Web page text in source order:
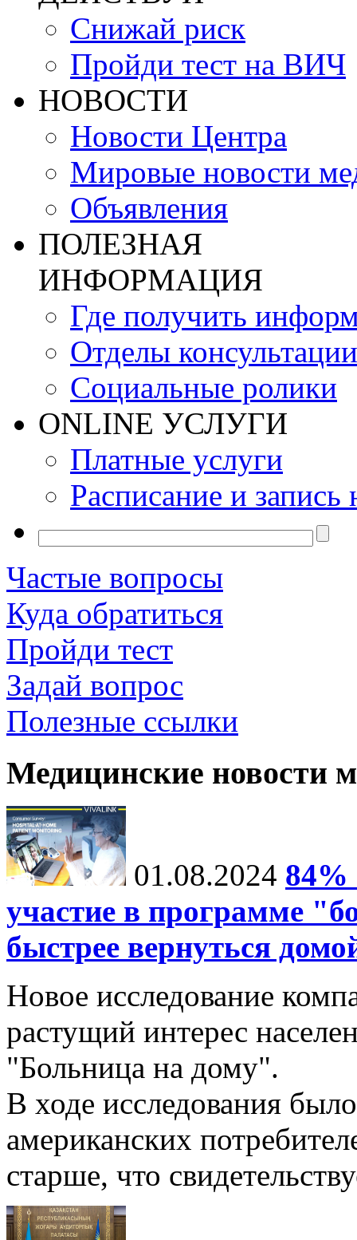
Снижай риск
Пройди тест на ВИЧ
НОВОСТИ
Новости Центра
Мировые новости
Объявления
ПОЛЕЗНАЯ
ИНФОРМАЦИЯ
Где получить
Отделы консультации
Социальные ролики
ONLINE УСЛУГИ
Платные услуги
Расписание и запись
Частые вопросы
Куда обратиться
Пройди тест
Задай вопрос
Полезные ссылки
Медицинские новости
01.08.2024 84%
участие в программе
быстрее вернуться
Новое исследование
растущий интерес
"Больница на дому".
В ходе исследования
американских
старше, что